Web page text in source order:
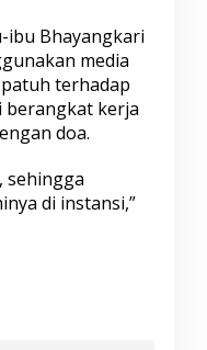
ibu Bhayangkari
media
terhadap
berangkat kerja
doa.
sehingga
di instansi,”